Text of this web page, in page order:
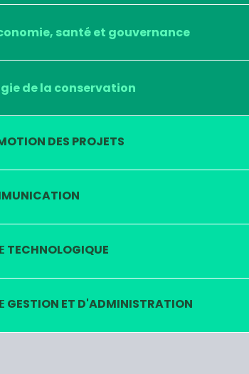
santé et gouvernance
de la conservation
DES PROJETS
TECHNOLOGIQUE
GESTION ET D'ADMINISTRATION